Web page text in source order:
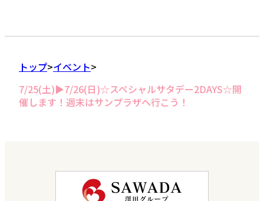
トップ イベント
7/25(土)▶7/26(日)☆スペシャルサタデー2DAYS☆開
催します！週末はサンプラザへ行こう！